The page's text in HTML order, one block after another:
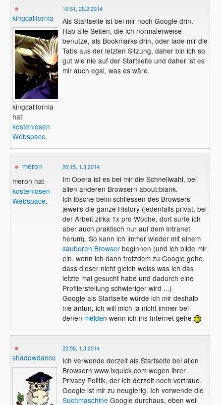
kingcalifornia
kingcalifornia
hat
kostenlosen
Webspace.
10:51, 25.2.2014
Als Startseite ist bei mir noch Google drin.
Hab alle Seiten, die ich normalerweise
benutze, als Bookmarks drin, oder lade mir die
Tabs aus der letzten Sitzung, daher bin ich so
gut wie nie auf der Startseite und daher ist es
mir auch egal, was es wäre.
meron
meron hat
kostenlosen
Webspace.
20:15, 1.3.2014
Im Opera ist es bei mir die Schnellwahl, bei
allen anderen Browsern about:blank.
Ich lösche beim schliessen des Browsers
jeweils die ganze History (jedenfalls privat, bei
der Arbeit zirka 1x pro Woche, dort surfe ich
aber auch praktisch nur auf dem Intranet
herum). So kann ich immer wieder mit einem
sauberen Browserbeginnen (und ich bilde mir
ein, wenn ich dann trotzdem zu Google gehe,
dass dieser nicht gleich weiss was ich das
letzte mal gesucht habe und dadurch eine
Profilerstellung schwieriger wird ...)
Google als Startseite würde ich mir deshalb
nie antun, ich will mich ja nicht immer bei
denen melden wenn ich ins Internet gehe
shadowdance
22:58, 1.3.2014
Ich verwende derzeit als Startseite bei allen
Browsern www.ixquick.com wegen ihrer
Privacy Politik, der ich derzeit noch vertraue.
Google ist mir zu neugierig. Ich verwende die
Suchmaschine Google durchaus, eben weil